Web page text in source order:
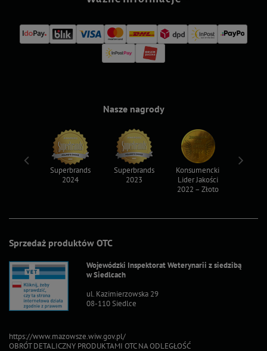
Sprzedaż produktów OTC
Wojewódzki Inspektorat Weterynarii z siedzibą
w Siedlcach
ul. Kazimierzowska 29
08-110 Siedlce
https://www.mazowsze.wiw.gov.pl/
OBRÓT DETALICZNY PRODUKTAMI OTC NA ODLEGŁOŚĆ
Nasze nagrody
Superbrands
2024
Superbrands
2023
Konsumencki
Lider Jakości
2022 – Złoto